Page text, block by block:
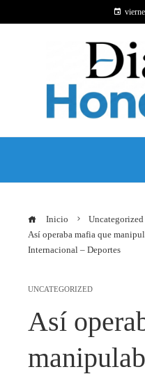
Inicio
Uncategorized
Así operaba mafia que
Internacional – Deportes
UNCATEGORIZED
Así